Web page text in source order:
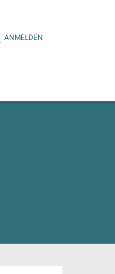
ANMELDEN